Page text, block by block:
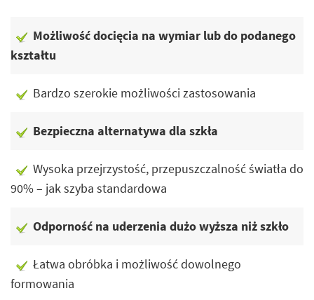
Możliwość docięcia na wymiar lub do podanego
kształtu
Bardzo szerokie możliwości zastosowania
Bezpieczna alternatywa dla szkła
Wysoka przejrzystość, przepuszczalność światła do
90% – jak szyba standardowa
Odporność na uderzenia dużo wyższa niż szkło
Łatwa obróbka i możliwość dowolnego
formowania